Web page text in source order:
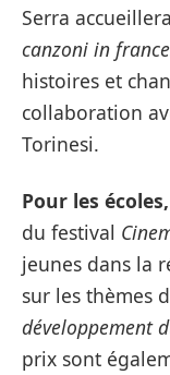
Serra accueillera
canzoni in
histoires et
collaboration
Torinesi.
Pour les
du festival
jeunes dans la
sur les thèmes
développement
prix sont